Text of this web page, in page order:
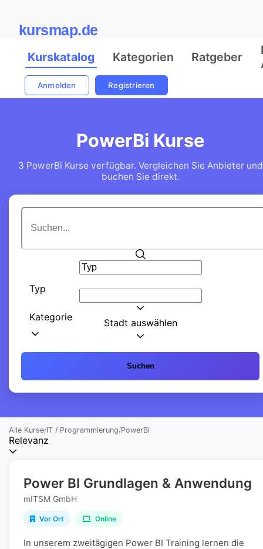
kursmap.de
Kurskatalog Kategorien Ratgeber
Anmelden Registrieren
PowerBi Kurse
3 PowerBi Kurse verfügbar. Vergleichen Sie Anbieter und
buchen Sie direkt.
Typ
Kategorie Stadt auswählen
Suchen
Alle Kurse/IT / Programmierung/PowerBi
Relevanz
Power BI Grundlagen & Anwendung
mITSM GmbH
Vor Ort Online
In unserem zweitägigen Power BI Training lernen die